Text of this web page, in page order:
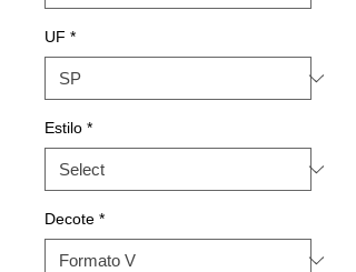
UF *
Estilo *
Decote *